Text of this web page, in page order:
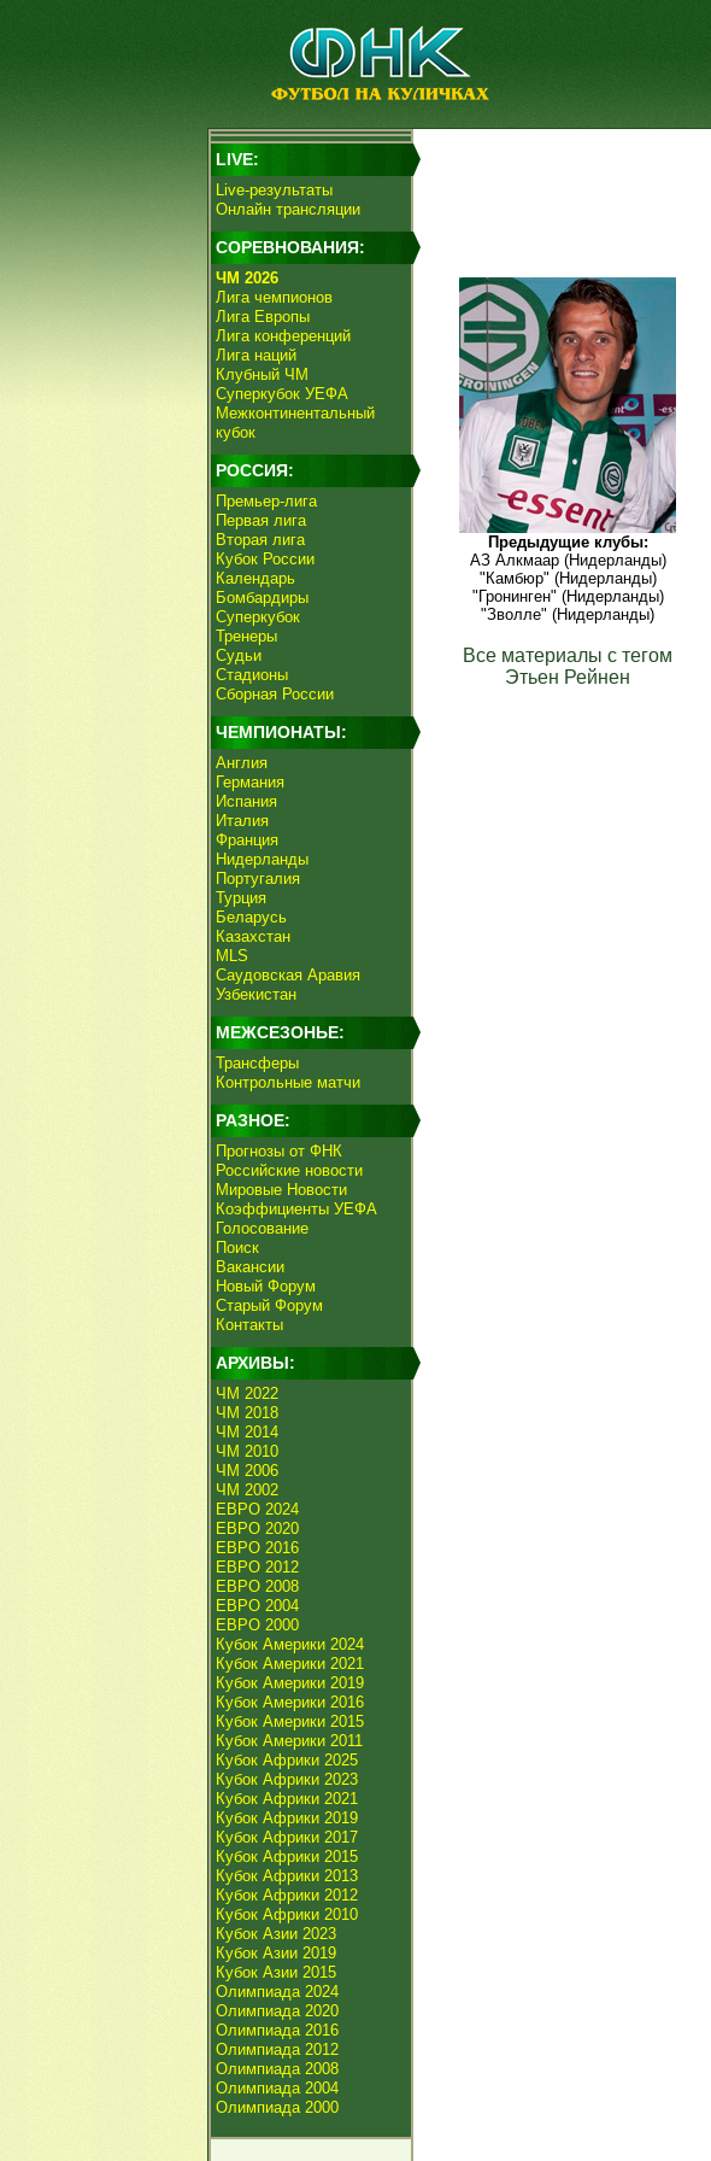
LIVE:
Live-результаты
Онлайн трансляции
СОРЕВНОВАНИЯ:
ЧМ 2026
Лига чемпионов
Лига Европы
Лига конференций
Лига наций
Клубный ЧМ
Суперкубок УЕФА
Межконтинентальный
кубок
РОССИЯ:
Премьер-лига
Первая лига
Вторая лига
Кубок России
Календарь
Бомбардиры
Суперкубок
Тренеры
Судьи
Стадионы
Сборная России
ЧЕМПИОНАТЫ:
Англия
Германия
Испания
Италия
Франция
Нидерланды
Португалия
Турция
Беларусь
Казахстан
MLS
Саудовская Аравия
Узбекистан
МЕЖСЕЗОНЬЕ:
Трансферы
Контрольные матчи
РАЗНОЕ:
Прогнозы от ФНК
Российские новости
Мировые Новости
Коэффициенты УЕФА
Голосование
Поиск
Вакансии
Новый Форум
Старый Форум
Контакты
АРХИВЫ:
ЧМ 2022
ЧМ 2018
ЧМ 2014
ЧМ 2010
ЧМ 2006
ЧМ 2002
ЕВРО 2024
ЕВРО 2020
ЕВРО 2016
ЕВРО 2012
ЕВРО 2008
ЕВРО 2004
ЕВРО 2000
Кубок Америки 2024
Кубок Америки 2021
Кубок Америки 2019
Кубок Америки 2016
Кубок Америки 2015
Кубок Америки 2011
Кубок Африки 2025
Кубок Африки 2023
Кубок Африки 2021
Кубок Африки 2019
Кубок Африки 2017
Кубок Африки 2015
Кубок Африки 2013
Кубок Африки 2012
Кубок Африки 2010
Кубок Азии 2023
Кубок Азии 2019
Кубок Азии 2015
Олимпиада 2024
Олимпиада 2020
Олимпиада 2016
Олимпиада 2012
Олимпиада 2008
Олимпиада 2004
Олимпиада 2000
Предыдущие клубы:
АЗ Алкмаар (Нидерланды)
"Камбюр" (Нидерланды)
"Гронинген" (Нидерланды)
"Зволле" (Нидерланды)
Все материалы с тегом
Этьен Рейнен